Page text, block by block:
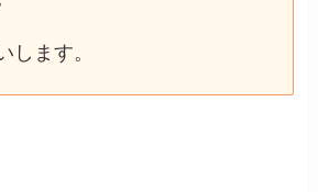
します。